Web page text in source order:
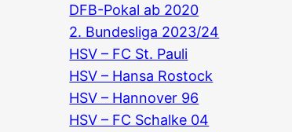
DFB-Pokal ab 2020
2. Bundesliga 2023/24
HSV – FC St. Pauli
HSV – Hansa Rostock
HSV – Hannover 96
HSV – FC Schalke 04